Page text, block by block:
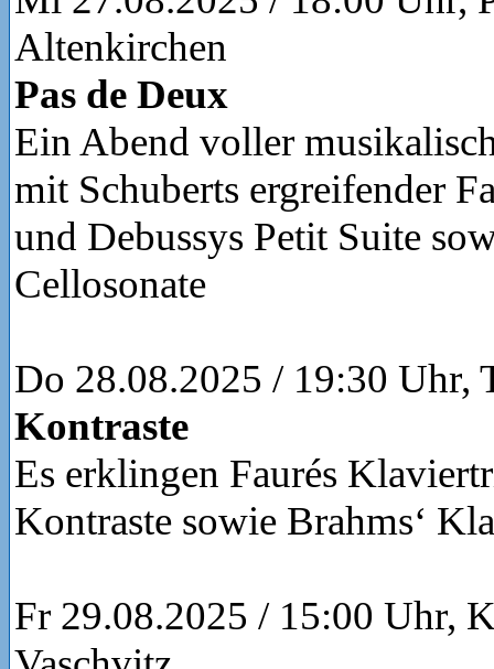
Altenkirchen
Pas de Deux
Ein Abend voller
mit Schuberts ergreifender
und Debussys Petit Suite
Cellosonate
Do 28.08.2025 / 19:30 Uhr,
Kontraste
Es erklingen Faurés
Kontraste sowie Brahms‘
Fr 29.08.2025 / 15:00 Uhr,